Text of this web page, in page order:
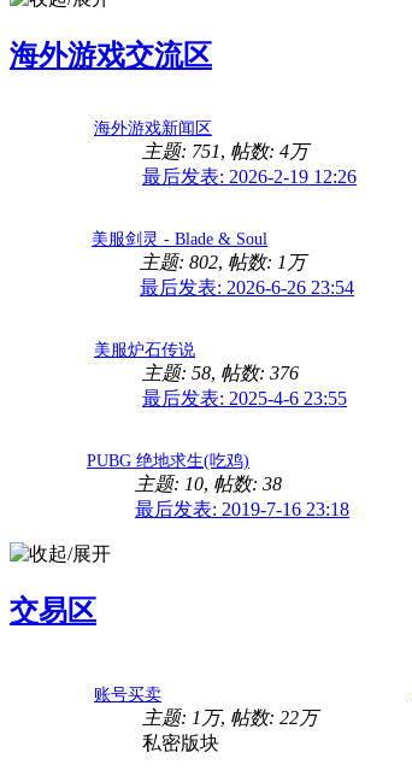
海外游戏交流区
海外游戏新闻区
主题: 751, 帖数: 4万
最后发表: 2026-2-19 12:26
美服剑灵 - Blade & Soul
主题: 802, 帖数: 1万
最后发表: 2026-6-26 23:54
美服炉石传说
主题: 58, 帖数: 376
最后发表: 2025-4-6 23:55
PUBG 绝地求生(吃鸡)
主题: 10, 帖数: 38
最后发表: 2019-7-16 23:18
交易区
账号买卖
主题: 1万, 帖数: 22万
私密版块